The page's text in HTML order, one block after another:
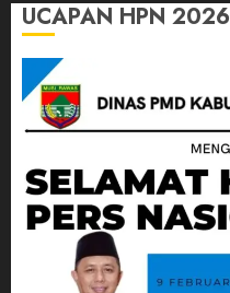
UCAPAN HPN 2026